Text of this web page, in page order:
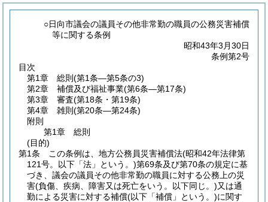
○日向市議会の議員その他非常勤の職員の公務災害補償
等に関する条例
昭和43年3月30日
条例第2号
目次
第1章
総則 (第1条―第5条の3)
第2章
補償及び福祉事業(第6条―第17条)
第3章
審査(第18条・第19条)
第4章
雑則 (第20条―第24条)
附則
第1章
総則
(目的)
第1条
この条例は、地方公務員災害補償法(昭和42年法律第
121号。以下「法」という。)第69条及び第70条の規定に基
づき、議会の議員その他非常勤の職員に対する公務上の災
害(負傷、疾病、障害又は死亡をいう。以下同じ。)又は通
勤による災害に対する補償(以下「補償」という。)に関す